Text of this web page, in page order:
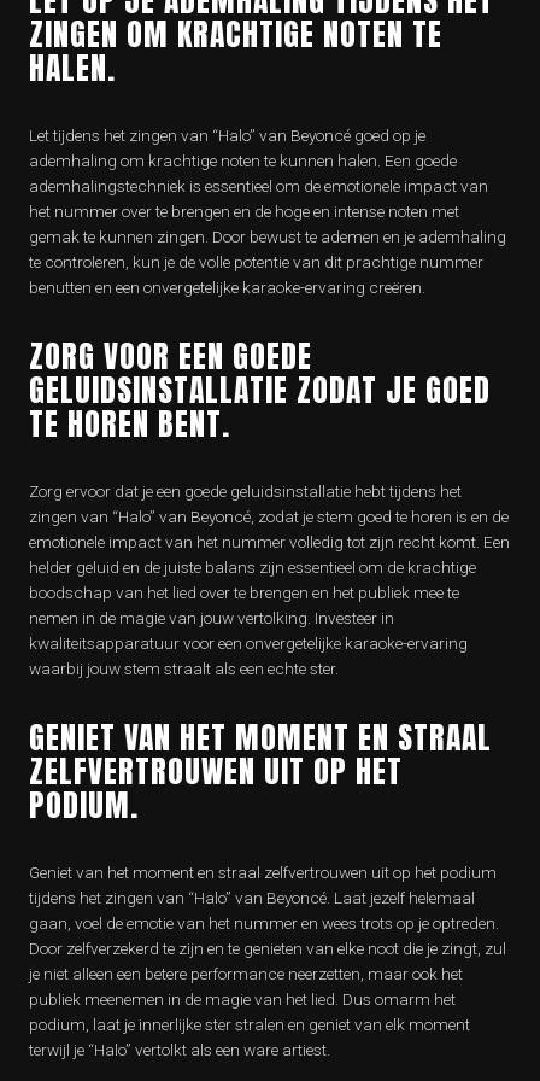
ZINGEN OM KRACHTIGE NOTEN TE
HALEN.
Let tijdens het zingen van “Halo” van Beyoncé goed op je
ademhaling om krachtige noten te kunnen halen. Een goede
ademhalingstechniek is essentieel om de emotionele impact van
het nummer over te brengen en de hoge en intense noten met
gemak te kunnen zingen. Door bewust te ademen en je ademhaling
te controleren, kun je de volle potentie van dit prachtige nummer
benutten en een onvergetelijke karaoke-ervaring creëren.
ZORG VOOR EEN GOEDE
GELUIDSINSTALLATIE ZODAT JE GOED
TE HOREN BENT.
Zorg ervoor dat je een goede geluidsinstallatie hebt tijdens het
zingen van “Halo” van Beyoncé, zodat je stem goed te horen is en de
emotionele impact van het nummer volledig tot zijn recht komt. Een
helder geluid en de juiste balans zijn essentieel om de krachtige
boodschap van het lied over te brengen en het publiek mee te
nemen in de magie van jouw vertolking. Investeer in
kwaliteitsapparatuur voor een onvergetelijke karaoke-ervaring
waarbij jouw stem straalt als een echte ster.
GENIET VAN HET MOMENT EN STRAAL
ZELFVERTROUWEN UIT OP HET
PODIUM.
Geniet van het moment en straal zelfvertrouwen uit op het podium
tijdens het zingen van “Halo” van Beyoncé. Laat jezelf helemaal
gaan, voel de emotie van het nummer en wees trots op je optreden.
Door zelfverzekerd te zijn en te genieten van elke noot die je zingt, zul
je niet alleen een betere performance neerzetten, maar ook het
publiek meenemen in de magie van het lied. Dus omarm het
podium, laat je innerlijke ster stralen en geniet van elk moment
terwijl je “Halo” vertolkt als een ware artiest.